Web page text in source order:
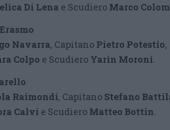
Di Lena e Scudiero Marco
Navarra, Capitano Pietro Potestio,
Colpo e Scudiero Yarin Moroni.
Raimondi, Capitano Stefano
Calvi e Scudiero Matteo Bottin.